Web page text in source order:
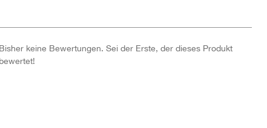
Bisher keine Bewertungen. Sei der Erste, der dieses Produkt
bewertet!